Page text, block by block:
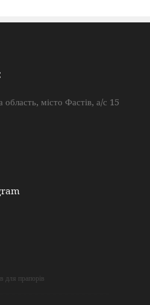
область, місто Фастів, а/с 15
для прапорів